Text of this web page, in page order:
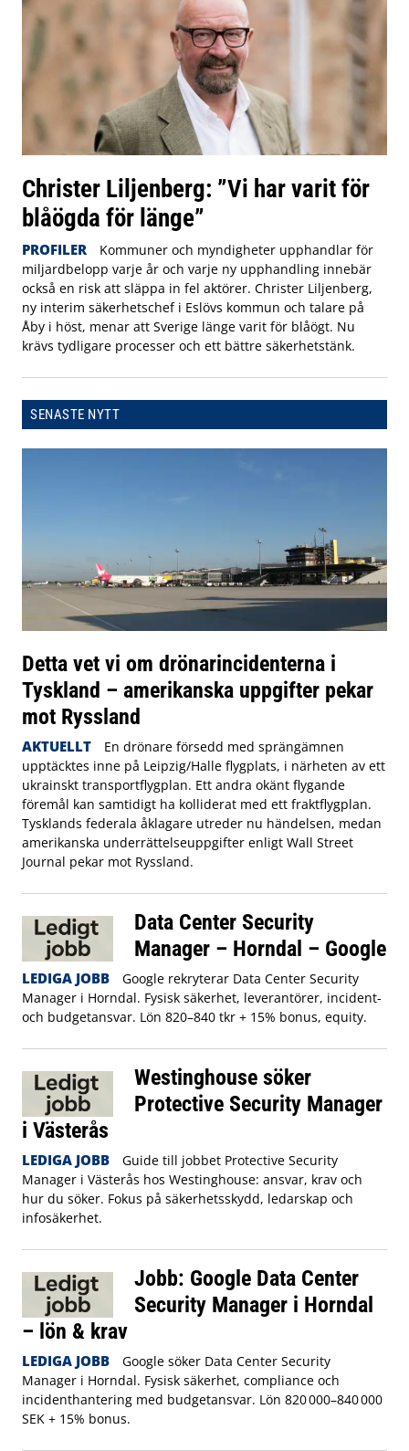
Christer Liljenberg: ”Vi har varit för
blåögda för länge”
PROFILER
Kommuner och myndigheter upphandlar för
miljardbelopp varje år och varje ny upphandling innebär
också en risk att släppa in fel aktörer. Christer Liljenberg,
ny interim säkerhetschef i Eslövs kommun och talare på
Åby i höst, menar att Sverige länge varit för blåögt. Nu
krävs tydligare processer och ett bättre säkerhetstänk.
SENASTE NYTT
Detta vet vi om drönarincidenterna i
Tyskland – amerikanska uppgifter pekar
mot Ryssland
AKTUELLT
En drönare försedd med sprängämnen
upptäcktes inne på Leipzig/Halle flygplats, i närheten av ett
ukrainskt transportflygplan. Ett andra okänt flygande
föremål kan samtidigt ha kolliderat med ett fraktflygplan.
Tysklands federala åklagare utreder nu händelsen, medan
amerikanska underrättelseuppgifter enligt Wall Street
Journal pekar mot Ryssland.
Data Center Security
Manager – Horndal – Google
LEDIGA JOBB
Google rekryterar Data Center Security
Manager i Horndal. Fysisk säkerhet, leverantörer, incident-
och budgetansvar. Lön 820–840 tkr + 15% bonus, equity.
Westinghouse söker
Protective Security Manager
i Västerås
LEDIGA JOBB
Guide till jobbet Protective Security
Manager i Västerås hos Westinghouse: ansvar, krav och
hur du söker. Fokus på säkerhetsskydd, ledarskap och
infosäkerhet.
Jobb: Google Data Center
Security Manager i Horndal
– lön & krav
LEDIGA JOBB
Google söker Data Center Security
Manager i Horndal. Fysisk säkerhet, compliance och
incidenthantering med budgetansvar. Lön 820 000–840 000
SEK + 15% bonus.